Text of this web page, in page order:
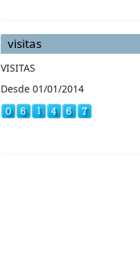
visitas
VISITAS
Desde 01/01/2014